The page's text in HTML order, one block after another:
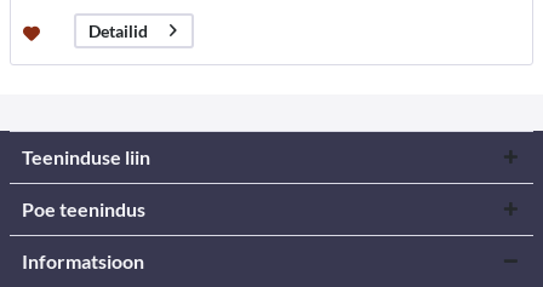
Detailid
Teeninduse liin
Poe teenindus
Informatsioon